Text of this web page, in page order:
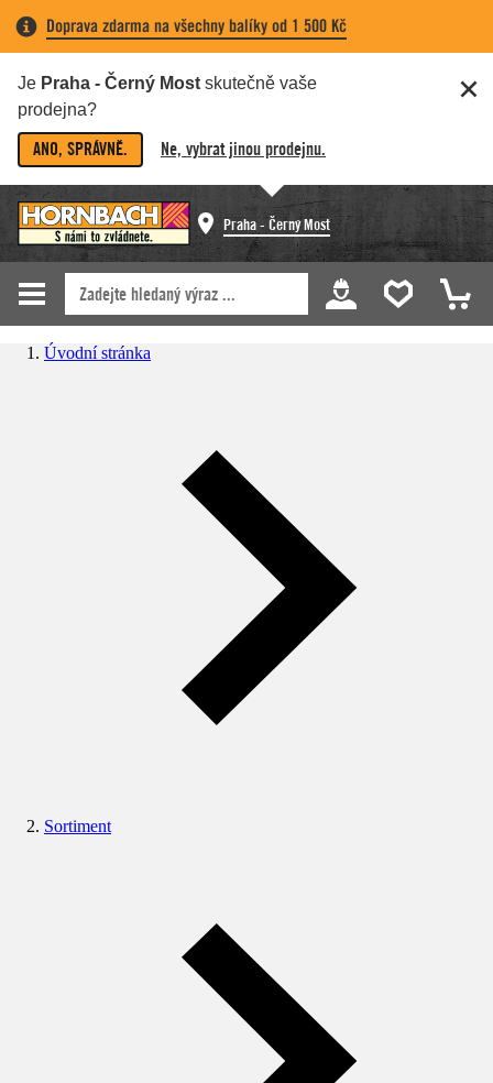
Doprava zdarma na všechny balíky od 1 500 Kč
Je Praha - Černý Most skutečně vaše
prodejna?
ANO, SPRÁVNĚ. Ne, vybrat jinou prodejnu.
Praha - Černý Most
Úvodní stránka
Sortiment